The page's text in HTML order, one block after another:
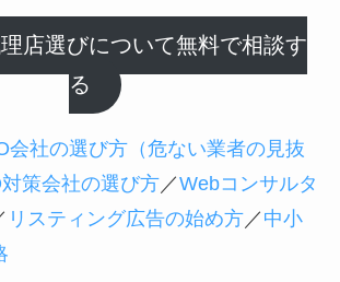
店選びについて無料で相談す
る
会社の選び方（危ない業者の見抜
策会社の選び方／Webコンサルタ
リスティング広告の始め方／ 中小